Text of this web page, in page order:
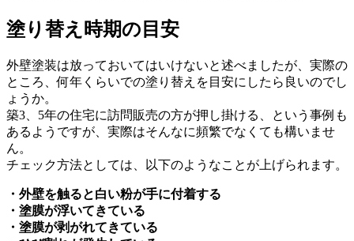
塗り替え時期の目安
外壁塗装は放っておいてはいけないと述べましたが、実際の
ところ、何年くらいでの塗り替えを目安にしたら良いのでし
ょうか。
築3、5年の住宅に訪問販売の方が押し掛ける、という事例も
あるようですが、実際はそんなに頻繁でなくても構いませ
ん。
チェック方法としては、以下のようなことが上げられます。
・外壁を触ると白い粉が手に付着する
・塗膜が浮いてきている
・塗膜が剥がれてきている